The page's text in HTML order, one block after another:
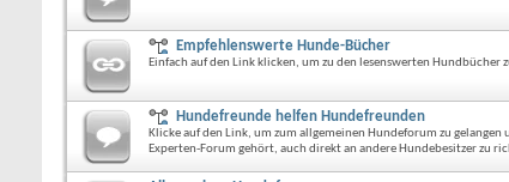
Empfehlenswerte Hunde-Bücher
Einfach auf den Link klicken, um zu den lesenswerten Hundbücher
Hundefreunde helfen Hundefreunden
Klicke auf den Link, um zum allgemeinen Hundeforum zu
Experten-Forum gehört, auch direkt an andere Hundebesitzer zu